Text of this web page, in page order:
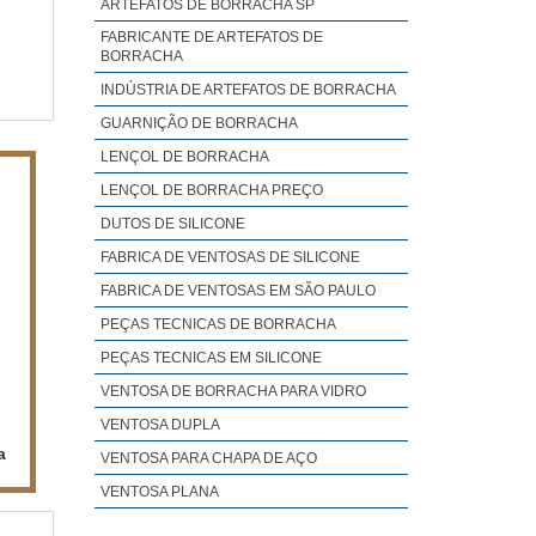
ARTEFATOS DE BORRACHA SP
FABRICANTE DE ARTEFATOS DE
BORRACHA
INDÚSTRIA DE ARTEFATOS DE BORRACHA
GUARNIÇÃO DE BORRACHA
LENÇOL DE BORRACHA
LENÇOL DE BORRACHA PREÇO
DUTOS DE SILICONE
FABRICA DE VENTOSAS DE SILICONE
FABRICA DE VENTOSAS EM SÃO PAULO
PEÇAS TECNICAS DE BORRACHA
PEÇAS TECNICAS EM SILICONE
VENTOSA DE BORRACHA PARA VIDRO
VENTOSA DUPLA
VENTOSA PARA CHAPA DE AÇO
VENTOSA PLANA